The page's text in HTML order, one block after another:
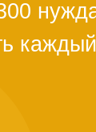
поддержки.
Как